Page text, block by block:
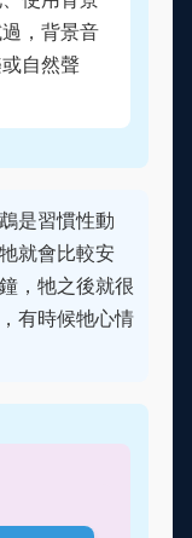
，背景音
自然聲
是習慣性動
就會比較安
，牠之後就很
有時候牠心情